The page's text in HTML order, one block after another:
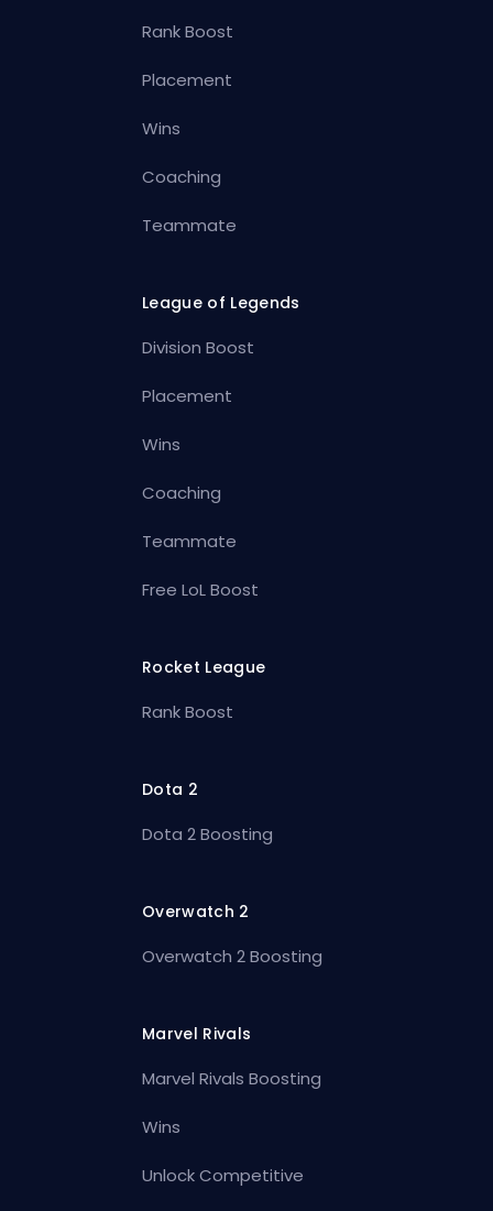
Rank Boost
Placement
Wins
Coaching
Teammate
League of Legends
Division Boost
Placement
Wins
Coaching
Teammate
Free LoL Boost
Rocket League
Rank Boost
Dota 2
Dota 2 Boosting
Overwatch 2
Overwatch 2 Boosting
Marvel Rivals
Marvel Rivals Boosting
Wins
Unlock Competitive